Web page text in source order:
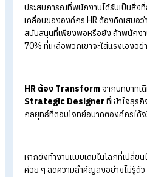
เทคโนโลยีที่ล้ำหน้า และพนักงา
รอดได้หากไม่กล้าเปลี่ยนแปลง
สามารถทำงานแบบเดิมแล้วคา
2025 จะเป็นจุดเปลี่ยนสำคัญที่
และรักษาคนเก่งไว้ในองค์กร ดั
1. High-Value Work